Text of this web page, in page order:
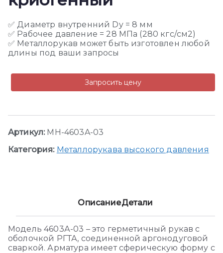
✅ Диаметр внутренний Dy = 8 мм
✅ Рабочее давление = 28 МПа (280 кгс/см2)
✅ Металлорукав может быть изготовлен любой
длины под ваши запросы
Запросить цену
Артикул: MH-4603A-03
Категория: Металлорукава высокого давления
ОписаниеДетали
Модель 4603А-03 – это герметичный рукав с
оболочкой РГТА, соединенной аргонодуговой
сваркой. Арматура имеет сферическую форму с